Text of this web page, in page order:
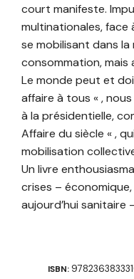
court manifeste.
multinationales, face
se mobilisant dans
consommation, mais
Le monde peut et
affaire à tous « ,
à la présidentielle,
Affaire du siècle « ,
mobilisation
Un livre
crises –
aujourd’hui sanitaire
ISBN: